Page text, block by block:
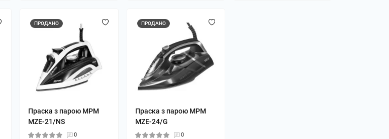
ПРОДАНО
Праска з парою MPM
MZE-21/NS
0
ПРОДАНО
Праска з парою MPM
MZE-24/G
0